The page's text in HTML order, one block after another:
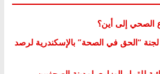
الصحي إلى أين؟
“الحق في الصحة” بالإسكندرية لرصد